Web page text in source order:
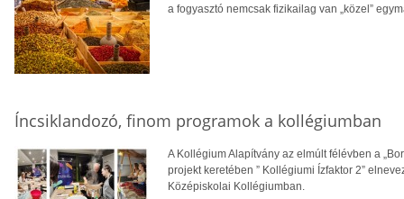
a fogyasztó nemcsak fizikailag van „közel”
Íncsiklandozó, finom programok a kollégiumban
A Kollégium Alapítvány az elmúlt félévben a
projekt keretében ” Kollégiumi Ízfaktor 2”
Középiskolai Kollégiumban.